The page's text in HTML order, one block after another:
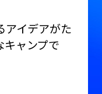
アイデアがた
キャンプで